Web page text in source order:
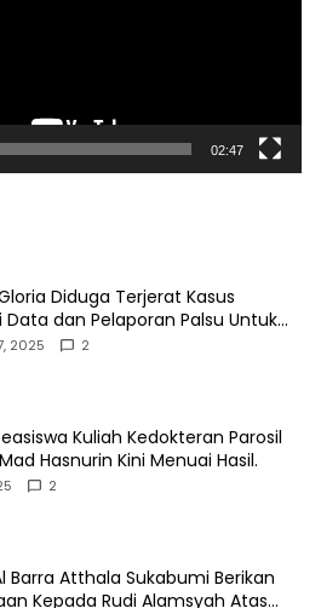
02:47
Diduga Terjerat Kasus
Data dan Pelaporan Palsu Untuk
Dana Bos
2025 2
Kuliah Kedokteran Parosil
Hasnurin Kini Menuai Hasil.
2
Barra Atthala Sukabumi Berikan
Kepada Rudi Alamsyah Atas